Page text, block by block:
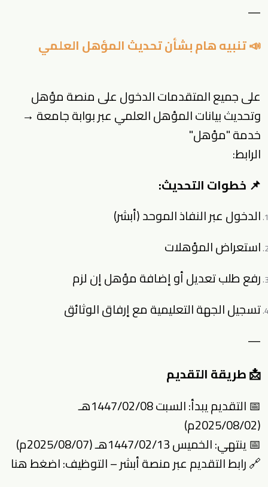
—
📣 تنبيه هام بشأن تحديث المؤهل العلمي
على جميع المتقدمات الدخول على منصة مؤهل
وتحديث بيانات المؤهل العلمي عبر بوابة جامعة →
خدمة "مؤهل"
الرابط:
📌 خطوات التحديث:
الدخول عبر النفاذ الموحد (أبشر)
استعراض المؤهلات
رفع طلب تعديل أو إضافة مؤهل إن لزم
تسجيل الجهة التعليمية مع إرفاق الوثائق
—
📩 طريقة التقديم
📅 التقديم يبدأ: السبت 1447/02/08هـ
(2025/08/02م)
📅 ينتهي: الخميس 1447/02/13هـ (2025/08/07م)
🔗 رابط التقديم عبر منصة أبشر – التوظيف:اضغط هنا